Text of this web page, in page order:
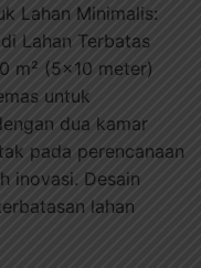
Lahan Minimalis:
Lahan Terbatas
m² (5×10 meter)
untuk
dua kamar
pada perencanaan
inovasi. Desain
lahan